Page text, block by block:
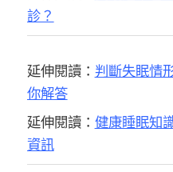
診？
延伸閱讀： 判斷失眠情
你解答
延伸閱讀： 健康睡眠知
資訊